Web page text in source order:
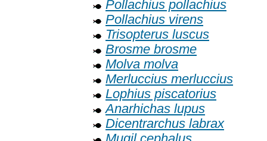
Pollachius pollachius
Pollachius virens
Trisopterus luscus
Brosme brosme
Molva molva
Merluccius merluccius
Lophius piscatorius
Anarhichas lupus
Dicentrarchus labrax